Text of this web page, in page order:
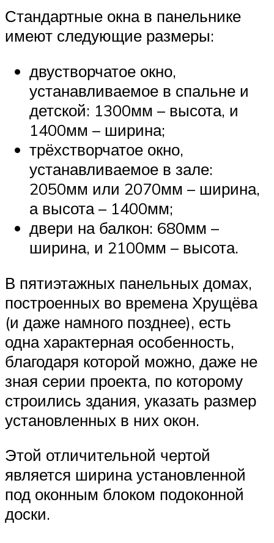
Стандартные окна в панельнике
имеют следующие размеры:
двустворчатое окно,
устанавливаемое в спальне и
детской: 1300мм – высота, и
1400мм – ширина;
трёхстворчатое окно,
устанавливаемое в зале:
2050мм или 2070мм – ширина,
а высота – 1400мм;
двери на балкон: 680мм –
ширина, и 2100мм – высота.
В пятиэтажных панельных домах,
построенных во времена Хрущёва
(и даже намного позднее), есть
одна характерная особенность,
благодаря которой можно, даже не
зная серии проекта, по которому
строились здания, указать размер
установленных в них окон.
Этой отличительной чертой
является ширина установленной
под оконным блоком подоконной
доски.